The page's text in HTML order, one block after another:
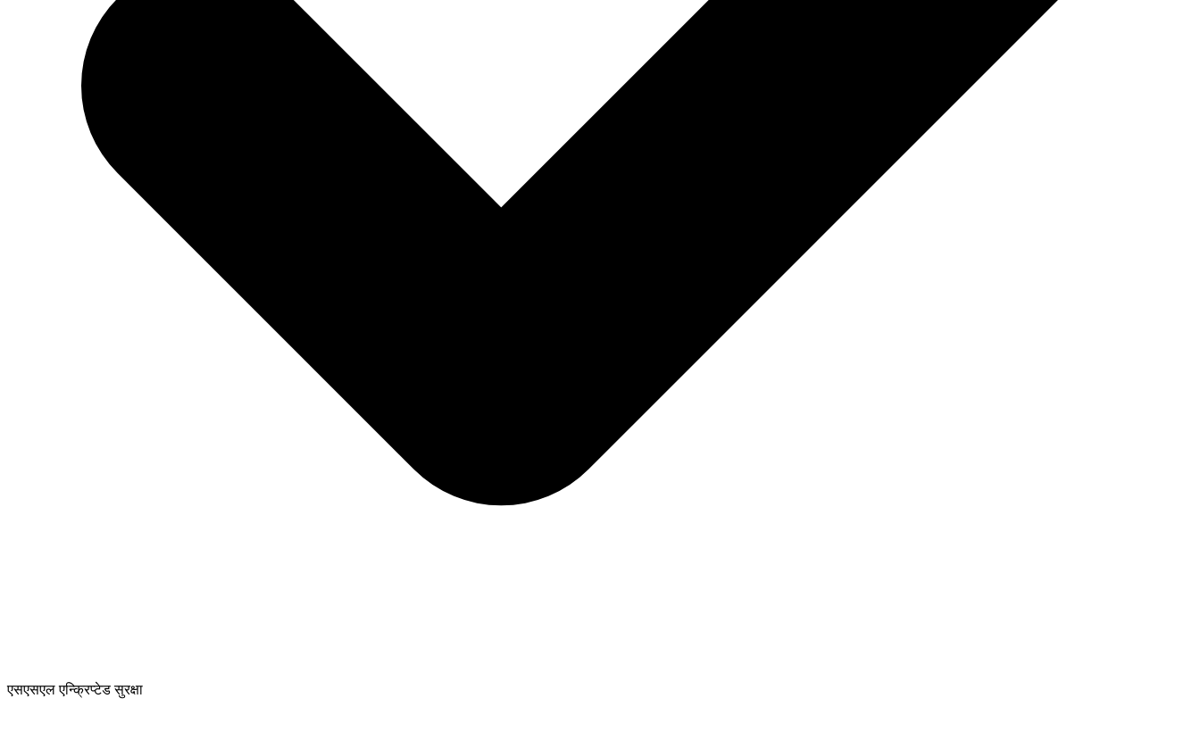
एसएसएल एन्क्रिप्टेड सुरक्षा